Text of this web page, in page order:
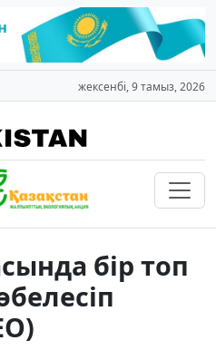
жексенбі, 9 тамыз, 2026
бір топ